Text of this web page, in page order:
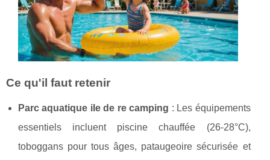
Ce qu'il faut retenir
Parc aquatique ile de re camping : Les équipements
essentiels incluent piscine chauffée (26-28°C),
toboggans pour tous âges, pataugeoire sécurisée et